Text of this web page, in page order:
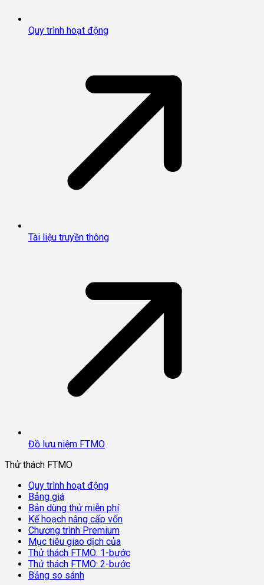
Quy trình hoạt động
Tài liệu truyền thông
Đồ lưu niệm FTMO
Thử thách FTMO
Quy trình hoạt động
Bảng giá
Bản dùng thử miễn phí
Kế hoạch nâng cấp vốn
Chương trình Premium
Mục tiêu giao dịch của
Thử thách FTMO: 1-bước
Thử thách FTMO: 2-bước
Bảng so sánh